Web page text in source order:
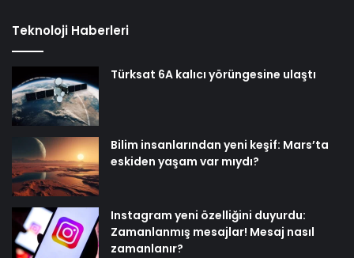
Teknoloji Haberleri
Türksat 6A kalıcı yörüngesine ulaştı
Bilim insanlarından yeni keşif: Mars’ta
eskiden yaşam var mıydı?
Instagram yeni özelliğini duyurdu:
Zamanlanmış mesajlar! Mesaj nasıl
zamanlanır?